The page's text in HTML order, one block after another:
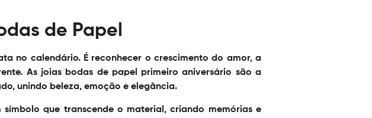
de Papel
no calendário. É reconhecer o crescimento do amor, a
As joias bodas de papel primeiro aniversário são a
unindo beleza, emoção e elegância.
que transcende o material, criando memórias e